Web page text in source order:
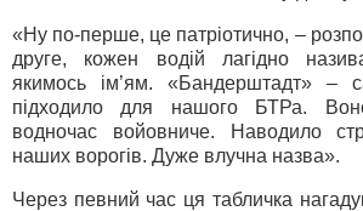
«Ну по-перше, це патріотично, –
друге, кожен водій лагідно
якимось ім’ям. «Бандерштадт» –
підходило для нашого БТРа.
водночас войовниче. Наводило
наших ворогів. Дуже влучна назва».
Через певний час ця табличка